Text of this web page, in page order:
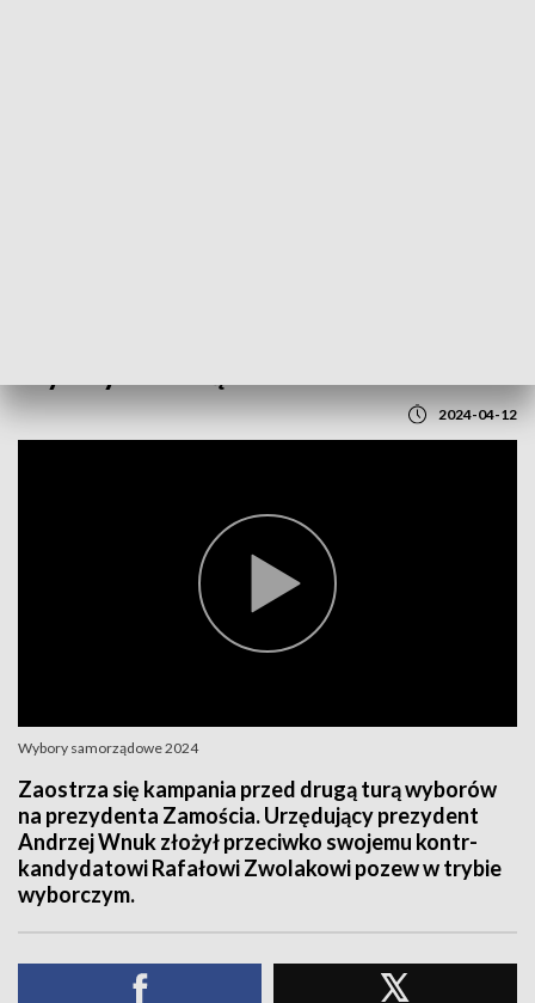
2024-04-12
Wybory samorządowe 2024
Zaostrza się kampania przed drugą turą wyborów
na prezydenta Zamościa. Urzędujący prezydent
Andrzej Wnuk złożył przeciwko swojemu kontr-
kandydatowi Rafałowi Zwolakowi pozew w trybie
wyborczym.